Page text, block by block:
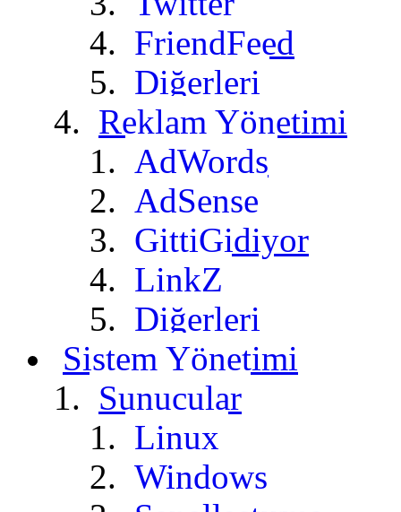
FriendFeed
Diğerleri
Reklam Yönetimi
AdWords
AdSense
GittiGidiyor
LinkZ
Diğerleri
Sistem Yönetimi
Sunucular
Linux
Windows